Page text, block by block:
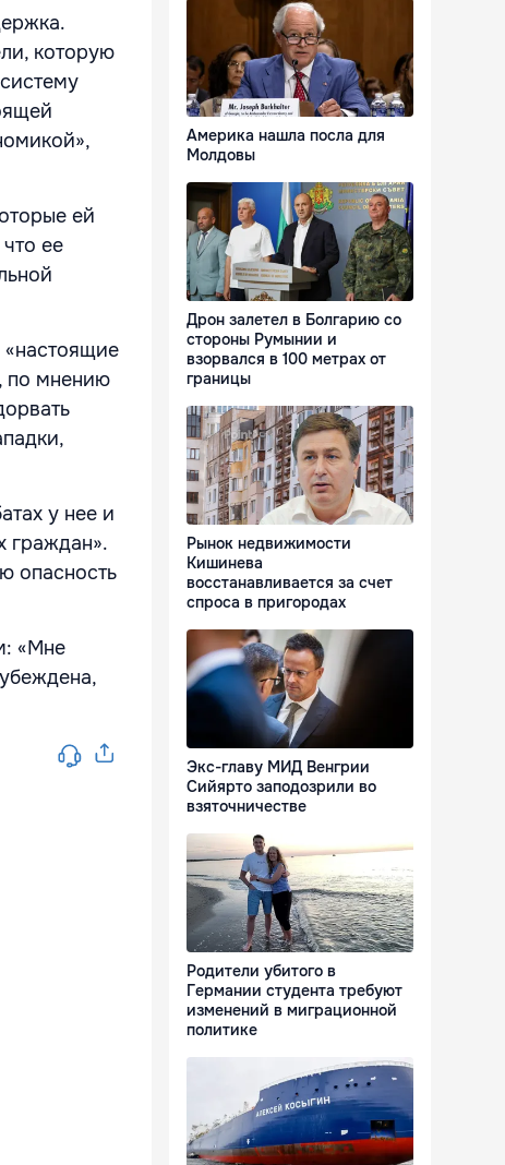
которую
ей
ее
по мнению
у нее и
граждан».
опасность
«Мне
Америка нашла посла для
Молдовы
Дрон залетел в Болгарию со
стороны Румынии и
взорвался в 100 метрах от
границы
Рынок недвижимости
Кишинева
восстанавливается за счет
спроса в пригородах
Экс-главу МИД Венгрии
Сийярто заподозрили во
взяточничестве
Родители убитого в
Германии студента требуют
изменений в миграционной
политике